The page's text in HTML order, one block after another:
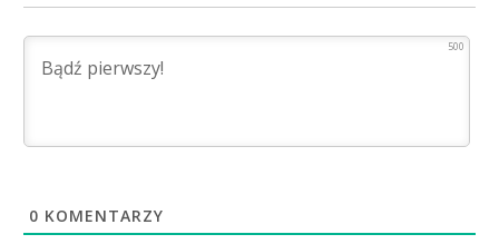
500
0 KOMENTARZY